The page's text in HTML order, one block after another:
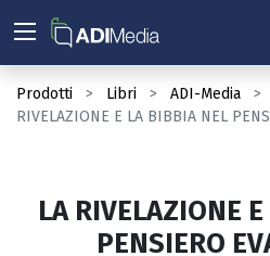
Prodotti Libri ADI-Media
RIVELAZIONE E LA BIBBIA NEL
LA RIVELAZIONE
PENSIERO